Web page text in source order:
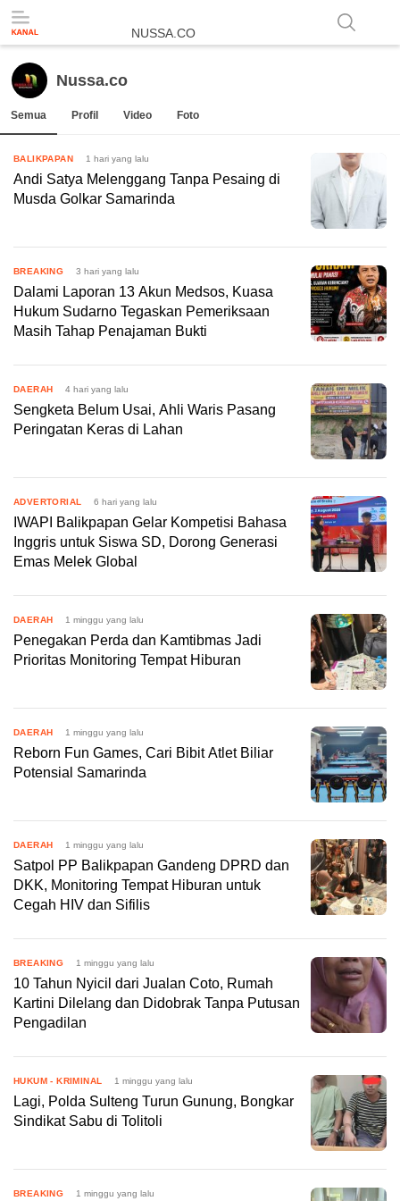
NUSSA.CO
Nussa.co
Semua Profil Video Foto
BALIKPAPAN 1 hari yang lalu
Andi Satya Melenggang Tanpa Pesaing di
Musda Golkar Samarinda
BREAKING 3 hari yang lalu
Dalami Laporan 13 Akun Medsos, Kuasa
Hukum Sudarno Tegaskan Pemeriksaan
Masih Tahap Penajaman Bukti
DAERAH 4 hari yang lalu
Sengketa Belum Usai, Ahli Waris Pasang
Peringatan Keras di Lahan
ADVERTORIAL 6 hari yang lalu
IWAPI Balikpapan Gelar Kompetisi Bahasa
Inggris untuk Siswa SD, Dorong Generasi
Emas Melek Global
DAERAH 1 minggu yang lalu
Penegakan Perda dan Kamtibmas Jadi
Prioritas Monitoring Tempat Hiburan
DAERAH 1 minggu yang lalu
Reborn Fun Games, Cari Bibit Atlet Biliar
Potensial Samarinda
DAERAH 1 minggu yang lalu
Satpol PP Balikpapan Gandeng DPRD dan
DKK, Monitoring Tempat Hiburan untuk
Cegah HIV dan Sifilis
BREAKING 1 minggu yang lalu
10 Tahun Nyicil dari Jualan Coto, Rumah
Kartini Dilelang dan Didobrak Tanpa Putusan
Pengadilan
HUKUM - KRIMINAL 1 minggu yang lalu
Lagi, Polda Sulteng Turun Gunung, Bongkar
Sindikat Sabu di Tolitoli
BREAKING 1 minggu yang lalu